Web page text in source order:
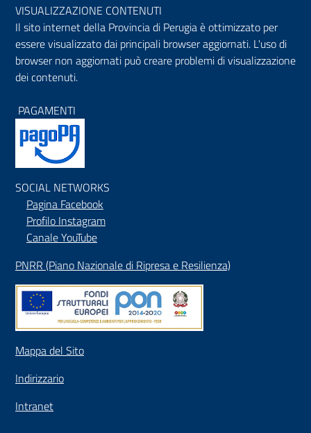
VISUALIZZAZIONE CONTENUTI
Il sito internet della Provincia di Perugia è ottimizzato per
essere visualizzato dai principali browser aggiornati. L'uso di
browser non aggiornati può creare problemi di visualizzazione
dei contenuti.
PAGAMENTI
SOCIAL NETWORKS
Pagina Facebook
Profilo Instagram
Canale YouTube
PNRR (Piano Nazionale di Ripresa e Resilienza)
Mappa del Sito
Indirizzario
Intranet